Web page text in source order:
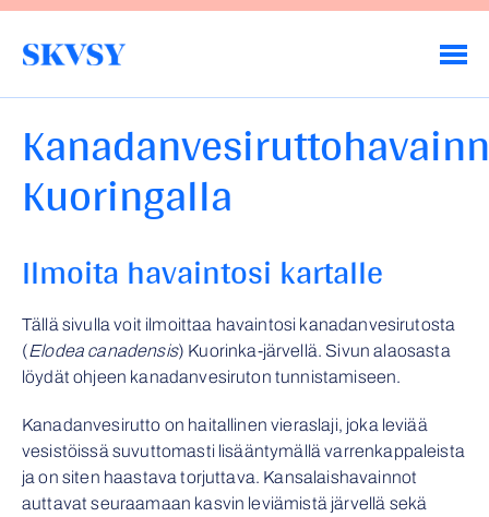
Hyppää
Kuoringalla
Ilmoita havaintosi kartalle
Tällä sivulla voit ilmoittaa havaintosi kanadanvesirutosta
(Elodea canadensis) Kuorinka-järvellä. Sivun alaosasta
löydät ohjeen kanadanvesiruton tunnistamiseen.
Kanadanvesirutto on haitallinen vieraslaji, joka leviää
vesistöissä suvuttomasti lisääntymällä varrenkappaleista
ja on siten haastava torjuttava. Kansalaishavainnot
auttavat seuraamaan kasvin leviämistä järvellä sekä